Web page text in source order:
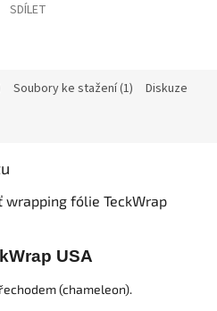
SDÍLET
Soubory ke stažení (1) Diskuze
fólie TeckWrap
USA
(chameleon).